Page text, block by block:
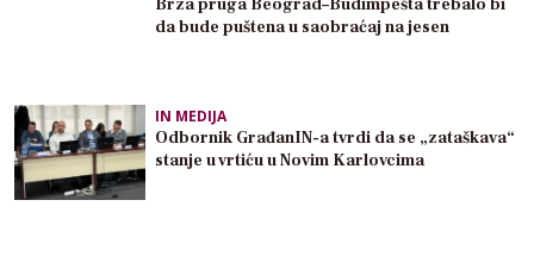
Brza pruga Beograd–Budimpešta trebalo bi
da bude puštena u saobraćaj na jesen
IN MEDIJA
Odbornik GrađanIN-a tvrdi da se „zataškava“
stanje u vrtiću u Novim Karlovcima